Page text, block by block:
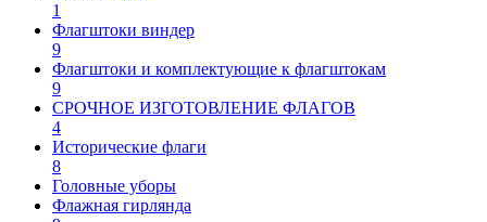
1
Флагштоки виндер
9
Флагштоки и комплектующие к флагштокам
9
СРОЧНОЕ ИЗГОТОВЛЕНИЕ ФЛАГОВ
4
Исторические флаги
8
Головные уборы
Флажная гирлянда